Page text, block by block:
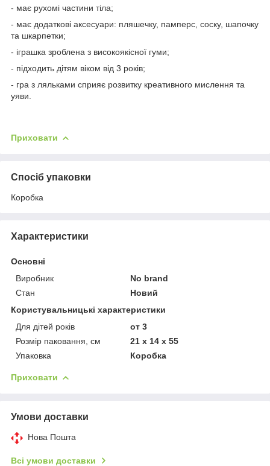
- має рухомі частини тіла;
- має додаткові аксесуари: пляшечку, памперс, соску, шапочку
та шкарпетки;
- іграшка зроблена з високоякісної гуми;
- підходить дітям віком від 3 років;
- гра з ляльками сприяє розвитку креативного мислення та
уяви.
Приховати
Спосіб упаковки
Коробка
Характеристики
Основні
Виробник
No brand
Стан
Новий
Користувальницькі характеристики
Для дітей років
от 3
Розмір паковання, см
21 x 14 x 55
Упаковка
Коробка
Приховати
Умови доставки
Нова Пошта
Всі умови доставки